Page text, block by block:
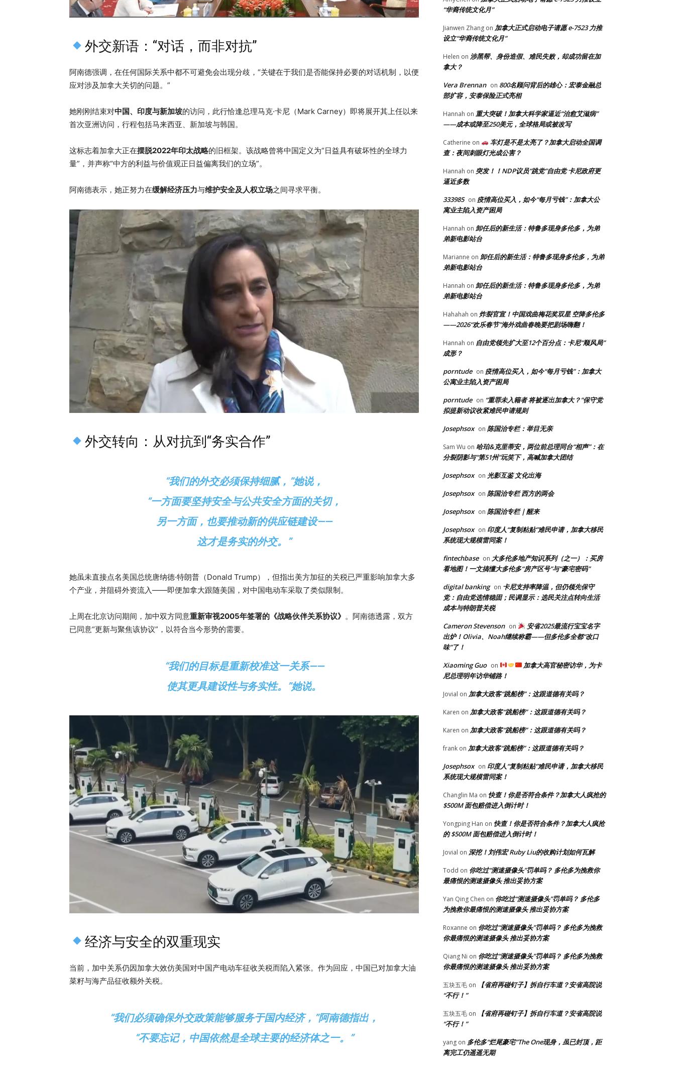
外交新语：“对话，而非对抗”
阿南德强调，在任何国际关系中都不可避免会出现分歧，“关键在于我们是否能保持必要的对话机制，以便
应对涉及加拿大关切的问题。”
她刚刚结束对中国、印度与新加坡的访问，此行恰逢总理马克·卡尼（Mark Carney）即将展开其上任以来
首次亚洲访问，行程包括马来西亚、新加坡与韩国。
这标志着加拿大正在摆脱2022年印太战略的旧框架。该战略曾将中国定义为“日益具有破坏性的全球力
量”，并声称“中方的利益与价值观正日益偏离我们的立场”。
阿南德表示，她正努力在缓解经济压力与维护安全及人权立场之间寻求平衡。
外交转向：从对抗到“务实合作”
“我们的外交必须保持细腻，”她说，
“一方面要坚持安全与公共安全方面的关切，
另一方面，也要推动新的供应链建设——
这才是务实的外交。”
她虽未直接点名美国总统唐纳德·特朗普（Donald Trump），但指出美方加征的关税已严重影响加拿大多
个产业，并阻碍外资流入——即便加拿大跟随美国，对中国电动车采取了类似限制。
上周在北京访问期间，加中双方同意重新审视2005年签署的《战略伙伴关系协议》 。阿南德透露，双方
已同意“更新与聚焦该协议”，以符合当今形势的需要。
“我们的目标是重新校准这一关系——
使其更具建设性与务实性。”她说。
经济与安全的双重现实
当前，加中关系仍因加拿大效仿美国对中国产电动车征收关税而陷入紧张。作为回应，中国已对加拿大油
菜籽与海产品征收额外关税。
“我们必须确保外交政策能够服务于国内经济，”阿南德指出，
“不要忘记，中国依然是全球主要的经济体之一。”
“华裔传统文化月”
Jianwen Zhang on 加拿大正式启动电子请愿 e-7523 力推
设立“华裔传统文化月”
Helen on 涉黑帮、身份造假、难民失败，却成功留在加
拿大？
Vera Brennan on 800名顾问背后的雄心：宏泰金融总
部扩容，安泰保险正式亮相
Hannah on 重大突破！加拿大科学家逼近“治愈艾滋病”
——成本或降至250美元，全球格局或被改写
Catherine on
车灯是不是太亮了？加拿大启动全国调
查：夜间刺眼灯光成公害？
Hannah on 突发！！NDP议员“跳党”自由党 卡尼政府更
逼近多数
333985 on 疫情高位买入，如今“每月亏钱”：加拿大公
寓业主陷入资产困局
Hannah on 卸任后的新生活：特鲁多现身多伦多，为弟
弟新电影站台
Marianne on 卸任后的新生活：特鲁多现身多伦多，为弟
弟新电影站台
Hannah on 卸任后的新生活：特鲁多现身多伦多，为弟
弟新电影站台
Hahahah on 炸裂官宣！中国戏曲梅花奖双星 空降多伦多
——2026“欢乐春节”海外戏曲春晚要把剧场嗨翻！
Hannah on 自由党领先扩大至12个百分点：卡尼“顺风局”
成形？
porntude on 疫情高位买入，如今“每月亏钱”：加拿大
公寓业主陷入资产困局
porntude on “重罪未入籍者 将被逐出加拿大？”保守党
拟提新动议收紧难民申请规则
Josephsox on 陈国治专栏：举目无亲
Sam Wu on 哈珀&克里蒂安，两位前总理同台“相声”：在
分裂阴影与“第51州”玩笑下，高喊加拿大团结
Josephsox on 光影互鉴 文化出海
Josephsox on 陈国治专栏 西方的两会
Josephsox on 陈国治专栏｜醒来
Josephsox on 印度人“复制粘贴”难民申请，加拿大移民
系统现大规模雷同案！
fintechbase on 大多伦多地产知识系列（之一）：买房
看地图！一文搞懂大多伦多“房产区号”与“豪宅密码”
digital banking on 卡尼支持率降温，但仍领先保守
党：自由党选情稳固；民调显示：选民关注点转向生活
成本与特朗普关税
Cameron Stevenson on
安省2025最流行宝宝名字
出炉！Olivia、Noah继续称霸——但多伦多全都“改口
味”了！
Xiaoming Guo on
加拿大高官秘密访华，为卡
尼总理明年访华铺路！
Jovial on 加拿大政客“跳船榜”：这跟道德有关吗？
Karen on 加拿大政客“跳船榜”：这跟道德有关吗？
Karen on 加拿大政客“跳船榜”：这跟道德有关吗？
frank on 加拿大政客“跳船榜”：这跟道德有关吗？
Josephsox on 印度人“复制粘贴”难民申请，加拿大移民
系统现大规模雷同案！
Changlin Ma on 快查！你是否符合条件？加拿大人疯抢的
$500M 面包赔偿进入倒计时！
Yongping Han on 快查！你是否符合条件？加拿大人疯抢
的 $500M 面包赔偿进入倒计时！
Jovial on 深挖！刘伟宏 Ruby Liu的收购计划如何瓦解
Todd on 你吃过“测速摄像头”罚单吗？ 多伦多为挽救你
最痛恨的测速摄像头 推出妥协方案
Yan Qing Chen on 你吃过“测速摄像头”罚单吗？ 多伦多
为挽救你最痛恨的测速摄像头 推出妥协方案
Roxanne on 你吃过“测速摄像头”罚单吗？ 多伦多为挽救
你最痛恨的测速摄像头 推出妥协方案
Qiang Ni on 你吃过“测速摄像头”罚单吗？ 多伦多为挽救
你最痛恨的测速摄像头 推出妥协方案
五块五毛 on
【省府再碰钉子】拆自行车道？安省高院说
“不行！”
五块五毛 on
【省府再碰钉子】拆自行车道？安省高院说
“不行！”
yang on 多伦多“烂尾豪宅”The One现身，虽已封顶，距
离完工仍遥遥无期